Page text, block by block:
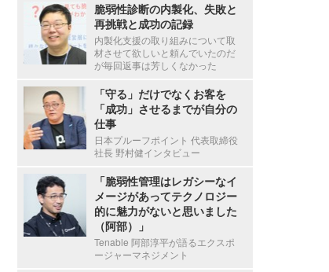
脆弱性診断の内製化、失敗と
再挑戦と成功の記録
内製化支援の取り組みについて取
材させて欲しいと頼んでいたのだ
が毎回返事は芳しくなかった
「守る」だけでなくお客を
「成功」させるまでが自分の
仕事
日本プルーフポイント 代表取締役
社長 野村健インタビュー
「脆弱性管理はレガシーなイ
メージがあってテクノロジー
的に魅力がないと思いました
（阿部）」
Tenable 阿部淳平が語るエクスポ
ージャーマネジメント